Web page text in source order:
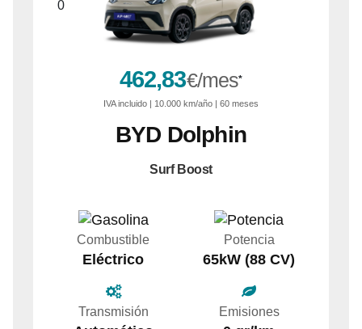
462,83€/mes*
IVA incluido | 10.000 km/año | 60 meses
BYD Dolphin
Surf Boost
Combustible
Eléctrico
Potencia
65kW (88 CV)
Transmisión Emisiones